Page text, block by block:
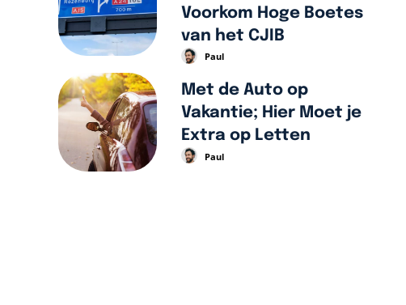
Voorkom Hoge Boetes
van het CJIB
Paul
Met de Auto op
Vakantie; Hier Moet je
Extra op Letten
Paul